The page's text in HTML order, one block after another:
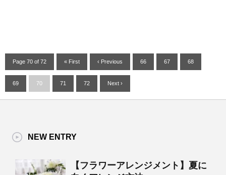
Page 70 of 72 « First ‹ Previous 66 67 68
69 70 71 72 Next ›
NEW ENTRY
【フラワーアレンジメント】夏に